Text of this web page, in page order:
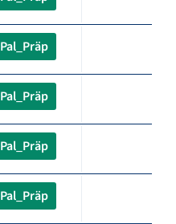
Pal_Präp
Pal_Präp
Pal_Präp
Pal_Präp